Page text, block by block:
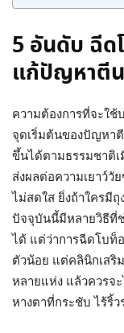
5 อันดับ ฉีด
แก้ปัญหาตีน
ความต้องการที่จะใช้
จุดเริ่มต้นของปัญหา
ขึ้นได้ตามธรรมชาติ
ส่งผลต่อความเยาว์วั
ไม่สดใส ยิ่งถ้าใครมี
ปัจจุบันนี้มีหลายวิธีที่
ได้ แต่ว่าการฉีดโบท็
ตัวน้อย แต่คลินิกเส
หลายแห่ง แล้วควรจ
หางตาที่กระชับ ไร้ริ้